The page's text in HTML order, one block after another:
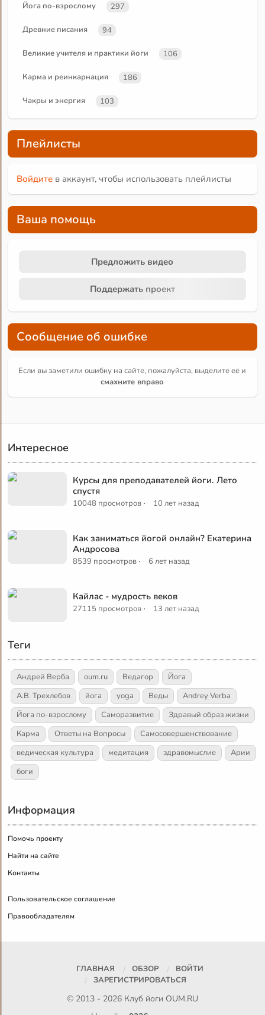
Йога по-взрослому 297
Древние писания 94
Великие учителя и практики йоги 106
Карма и реинкарнация 186
Чакры и энергия 103
Плейлисты
Войдите в аккаунт, чтобы использовать плейлисты
Ваша помощь
Предложить видео
Поддержать проект
Сообщение об ошибке
Если вы заметили ошибку на сайте, пожалуйста, выделите её и
смахните вправо
Интересное
Курсы для преподавателей йоги. Лето
спустя
10048 просмотров · 10 лет назад
Как заниматься йогой онлайн? Екатерина
Андросова
8539 просмотров · 6 лет назад
Кайлас - мудрость веков
27115 просмотров · 13 лет назад
Теги
Андрей Верба oum.ru Ведагор
Йога
А.В. Трехлебов
йога yoga Веды
Andrey Verba
Йога по-взрослому
Саморазвитие
Здравый образ жизни
Карма
Ответы на Вопросы
Самосовершенствование
ведическая культура
медитация здравомыслие
Арии
боги
Информация
Помочь проекту
Найти на сайте
Контакты
Пользовательское соглашение
Правообладателям
ГЛАВНАЯ ОБЗОР
ВОЙТИ
ЗАРЕГИСТРИРОВАТЬСЯ
© 2013 - 2026 Клуб йоги OUM.RU